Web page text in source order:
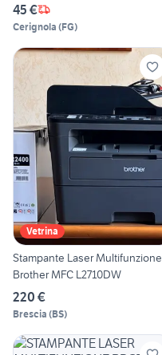
45 €
Cerignola (FG)
Vetrina
Stampante Laser Multifunzione
Brother MFC L2710DW
220 €
Brescia (BS)